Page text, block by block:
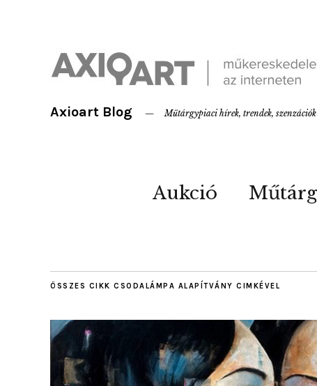
Axioart Blog Műtárgypiaci hírek, trendek, szenzációk
Aukció
ÖSSZES CIKK CSODALÁMPA ALAPÍTVÁNY CIMKÉVEL